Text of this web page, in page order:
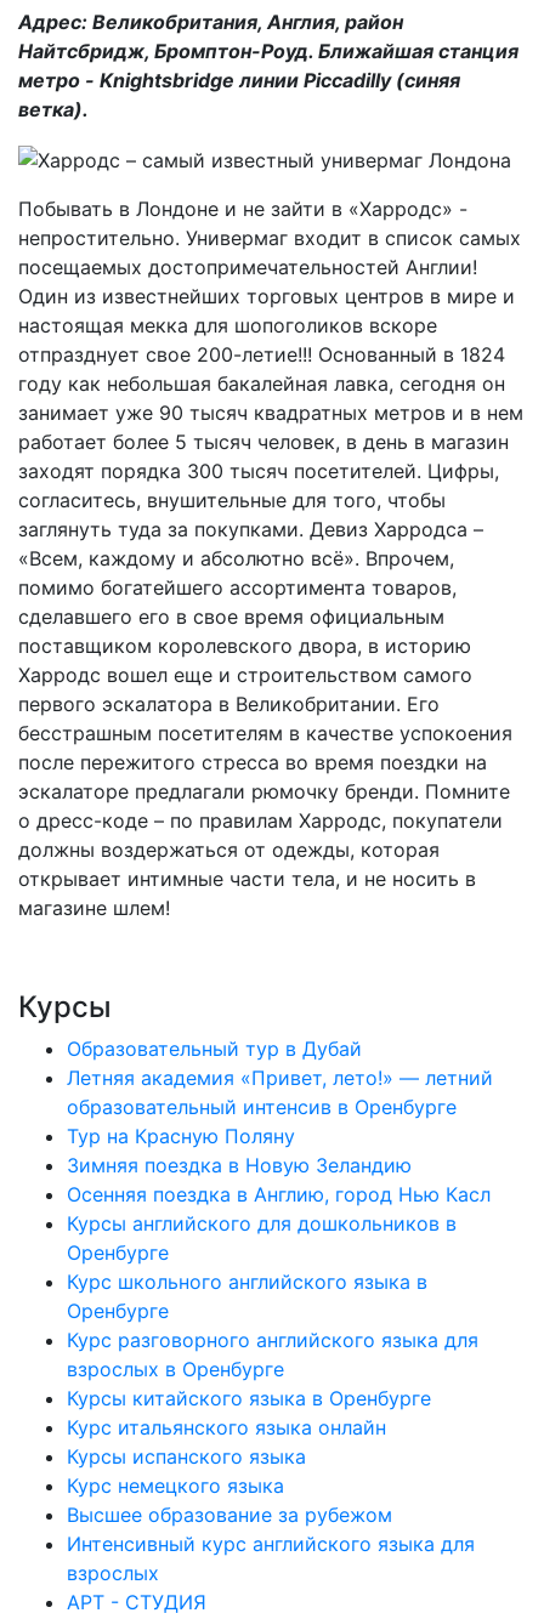
Адрес: Великобритания, Англия, район
Найтсбридж, Бромптон-Роуд. Ближайшая станция
метро - Knightsbridge линии Piccadilly (синяя
ветка).
Побывать в Лондоне и не зайти в «Харродс» -
непростительно. Универмаг входит в список самых
посещаемых достопримечательностей Англии!
Один из известнейших торговых центров в мире и
настоящая мекка для шопоголиков вскоре
отпразднует свое 200-летие!!! Основанный в 1824
году как небольшая бакалейная лавка, сегодня он
занимает уже 90 тысяч квадратных метров и в нем
работает более 5 тысяч человек, в день в магазин
заходят порядка 300 тысяч посетителей. Цифры,
согласитесь, внушительные для того, чтобы
заглянуть туда за покупками. Девиз Харродса –
«Всем, каждому и абсолютно всё». Впрочем,
помимо богатейшего ассортимента товаров,
сделавшего его в свое время официальным
поставщиком королевского двора, в историю
Харродс вошел еще и строительством самого
первого эскалатора в Великобритании. Его
бесстрашным посетителям в качестве успокоения
после пережитого стресса во время поездки на
эскалаторе предлагали рюмочку бренди. Помните
о дресс-коде – по правилам Харродс, покупатели
должны воздержаться от одежды, которая
открывает интимные части тела, и не носить в
магазине шлем!
Курсы
Образовательный тур в Дубай
Летняя академия «Привет, лето!» — летний
образовательный интенсив в Оренбурге
Тур на Красную Поляну
Зимняя поездка в Новую Зеландию
Осенняя поездка в Англию, город Нью Касл
Курсы английского для дошкольников в
Оренбурге
Курс школьного английского языка в
Оренбурге
Курс разговорного английского языка для
взрослых в Оренбурге
Курсы китайского языка в Оренбурге
Курс итальянского языка онлайн
Курсы испанского языка
Курс немецкого языка
Высшее образование за рубежом
Интенсивный курс английского языка для
взрослых
АРТ - СТУДИЯ